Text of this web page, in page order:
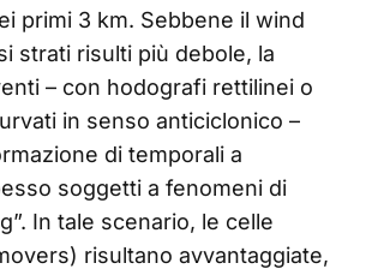
primi 3 km. Sebbene il wind
strati risulti più debole, la
– con hodografi rettilinei o
in senso anticiclonico –
di temporali a
soggetti a fenomeni di
In tale scenario, le celle
risultano avvantaggiate,